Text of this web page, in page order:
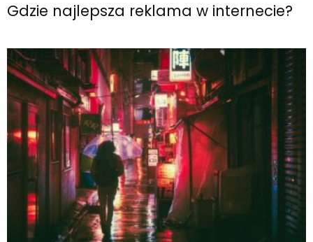
Gdzie najlepsza reklama w internecie?